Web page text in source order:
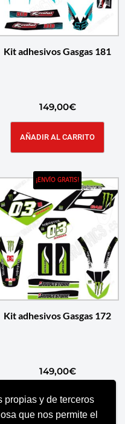
propias y de terceros
que nos permite el
Kit adhesivos Gasgas 181
149,00€
AÑADIR AL CARRITO
¡ENVÍO GRATIS!
Kit adhesivos Gasgas 172
149,00€
AÑADIR AL CARRITO